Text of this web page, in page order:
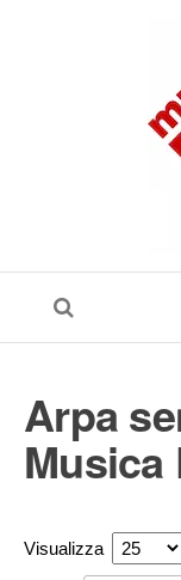
Arpa
Musica
Visualizza